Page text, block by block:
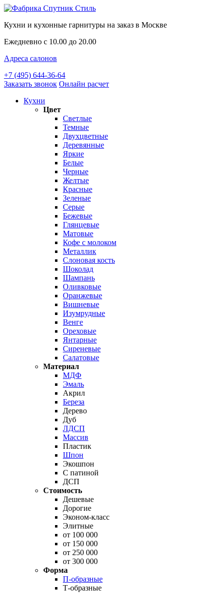
Кухни и кухонные гарнитуры на заказ в Москве
Ежедневно с 10.00 до 20.00
Адреса салонов
+7 (495) 644-36-64
Заказать звонок Онлайн расчет
Кухни
Цвет
Светлые
Темные
Двухцветные
Деревянные
Яркие
Белые
Черные
Желтые
Красные
Зеленые
Серые
Бежевые
Глянцевые
Матовые
Кофе с молоком
Металлик
Слоновая кость
Шоколад
Шампань
Оливковые
Оранжевые
Вишневые
Изумрудные
Венге
Ореховые
Янтарные
Сиреневые
Салатовые
Материал
МДФ
Эмаль
Акрил
Береза
Дерево
Дуб
ЛДСП
Массив
Пластик
Шпон
Экошпон
С патиной
ДСП
Стоимость
Дешевые
Дорогие
Эконом-класс
Элитные
от 100 000
от 150 000
от 250 000
от 300 000
Форма
П-образные
Т-образные